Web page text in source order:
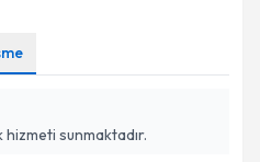
hizmeti sunmaktadır.